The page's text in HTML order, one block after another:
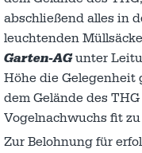
abschließend alles in
leuchtenden
Garten-AGunter
Höhe die Gelegenheit
dem Gelände des
Vogelnachwuchs fit zu
Zur Belohnung für